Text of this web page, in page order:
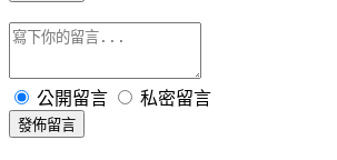
公開留言 私密留言
發佈留言